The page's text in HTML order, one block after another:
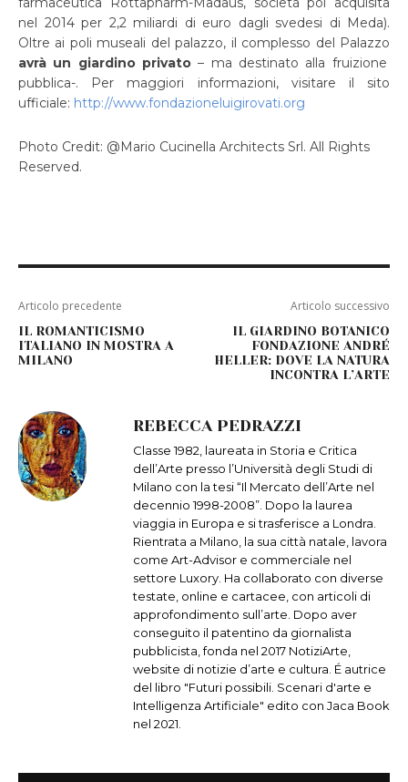
nel 2014 per 2,2 miliardi di euro dagli svedesi di Meda).
Oltre ai poli museali del palazzo, il complesso del Palazzo
avrà un giardino privato – ma destinato alla fruizione
pubblica-. Per maggiori informazioni, visitare il sito
ufficiale: http://www.fondazioneluigirovati.org
Photo Credit: @Mario Cucinella Architects Srl. All Rights
Reserved.
Articolo precedente
IL ROMANTICISMO
ITALIANO IN MOSTRA A
MILANO
Articolo successivo
IL GIARDINO BOTANICO
FONDAZIONE ANDRÉ
HELLER: DOVE LA NATURA
INCONTRA L’ARTE
REBECCA PEDRAZZI
Classe 1982, laureata in Storia e Critica
dell’Arte presso l’Università degli Studi di
Milano con la tesi “Il Mercato dell’Arte nel
decennio 1998-2008”. Dopo la laurea
viaggia in Europa e si trasferisce a Londra.
Rientrata a Milano, la sua città natale, lavora
come Art-Advisor e commerciale nel
settore Luxory. Ha collaborato con diverse
testate, online e cartacee, con articoli di
approfondimento sull’arte. Dopo aver
conseguito il patentino da giornalista
pubblicista, fonda nel 2017 NotiziArte,
website di notizie d’arte e cultura. É autrice
del libro "Futuri possibili. Scenari d'arte e
Intelligenza Artificiale" edito con Jaca Book
nel 2021.